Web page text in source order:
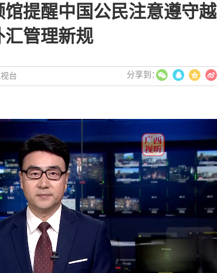
提醒中国公民注意遵守越
汇管理新规
台